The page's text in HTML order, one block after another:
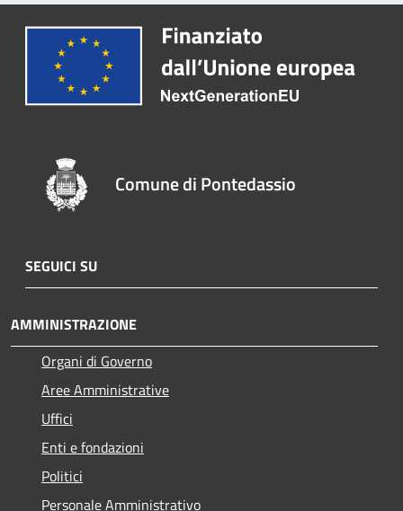
Comune di Pontedassio
SEGUICI SU
AMMINISTRAZIONE
Organi di Governo
Aree Amministrative
Uffici
Enti e fondazioni
Politici
Personale Amministrativo